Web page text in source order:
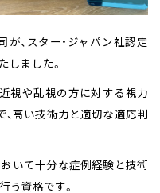
、スター・ジャパン社認定
しました。
近視や乱視の方に対する視力
高い技術力と適切な適応判
いて十分な症例経験と技術
う資格です。